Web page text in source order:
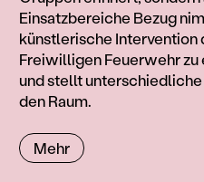
Einsatzbereiche Bezug
künstlerische Intervention
Freiwilligen Feuerwehr zu
und stellt
den Raum.
Mehr